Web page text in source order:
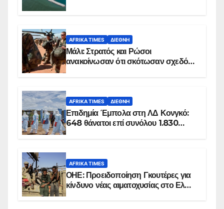
AFRIKA TIMES ΔΙΕΘΝΉ
Μάλι: Στρατός και Ρώσοι
ανακοίνωσαν ότι σκότωσαν σχεδόν
AFRIKA TIMES ΔΙΕΘΝΉ
Επιδημία Έμπολα στη ΛΔ Κονγκό:
648 θάνατοι επί συνόλου 1.830
AFRIKA TIMES
ΟΗΕ: Προειδοποίηση Γκουτέρες για
κίνδυνο νέας αιματοχυσίας στο Ελ